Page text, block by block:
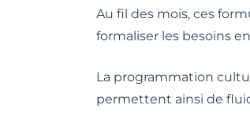
Au fil des mois, ces
formaliser les besoins
La programmation
permettent ainsi de